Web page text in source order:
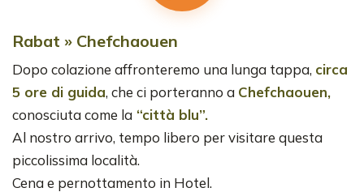
Rabat » Chefchaouen
Dopo colazione affronteremo una lunga tappa, circa
5 ore di guida, che ci porteranno a Chefchaouen,
conosciuta come la “città blu”.
Al nostro arrivo, tempo libero per visitare questa
piccolissima località.
Cena e pernottamento in Hotel.